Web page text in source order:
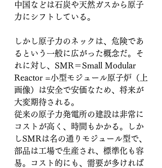
中国などは石炭や天然ガスから原子
力にシフトしている。
しかし原子力のネックは、危険であ
るという一般に広がった概念だ。そ
れに対し、SMR＝Small Modular
Reactor =小型モジュール原子炉（上
画像）は安全で安価なため、将来が
大変期待される。
従来の原子力発電所の建設は非常に
コストが高く、時間もかかる。しか
しSMRは名の通りモジュール型で、
部品は工場で生産され、標準化も容
易。コスト的にも、需要が多ければ